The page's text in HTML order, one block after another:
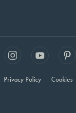
Privacy Policy Cookies